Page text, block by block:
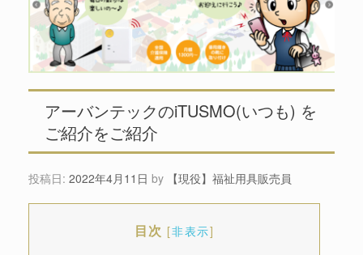
アーバンテックのiTUSMO(いつも) を
ご紹介をご紹介
投稿日: 2022年4月11日 by 【現役】福祉用具販売員
目次 [非表示]